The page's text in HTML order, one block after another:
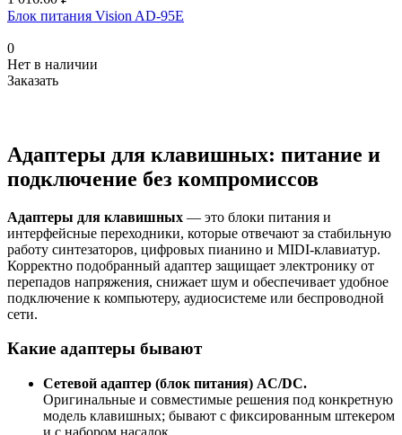
Блок питания Vision AD-95E
0
Нет в наличии
Заказать
Адаптеры для клавишных: питание и
подключение без компромиссов
Адаптеры для клавишных — это блоки питания и
интерфейсные переходники, которые отвечают за стабильную
работу синтезаторов, цифровых пианино и MIDI-клавиатур.
Корректно подобранный адаптер защищает электронику от
перепадов напряжения, снижает шум и обеспечивает удобное
подключение к компьютеру, аудиосистеме или беспроводной
сети.
Какие адаптеры бывают
Сетевой адаптер (блок питания) AC/DC.
Оригинальные и совместимые решения под конкретную
модель клавишных; бывают с фиксированным штекером
и с набором насадок.